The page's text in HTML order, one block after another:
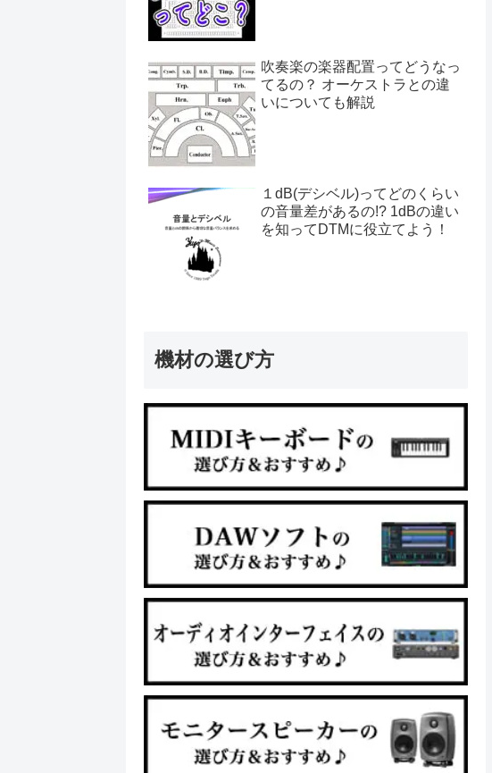
吹奏楽の楽器配置ってどうなっ
てるの？ オーケストラとの違
いについても解説
１dB(デシベル)ってどのくらい
の音量差があるの!? 1dBの違い
を知ってDTMに役立てよう！
機材の選び方